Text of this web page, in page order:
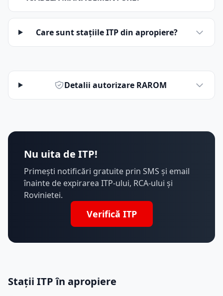
Care sunt stațiile ITP din apropiere?
Detalii autorizare RAROM
Nu uita de ITP!
Primești notificări gratuite prin SMS și email
înainte de expirarea ITP-ului, RCA-ului și
Rovinietei.
Verifică ITP
Stații ITP în apropiere